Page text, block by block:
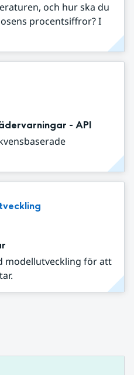
och hur ska du
procentsiffror? I
- API
modellutveckling för att